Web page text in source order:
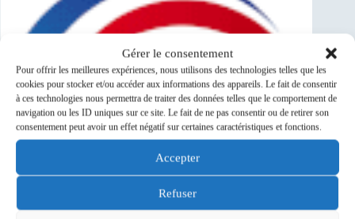
Gérer le consentement
Pour offrir les meilleures expériences, nous utilisons des technologies telles que les
cookies pour stocker et/ou accéder aux informations des appareils. Le fait de consentir
à ces technologies nous permettra de traiter des données telles que le comportement de
navigation ou les ID uniques sur ce site. Le fait de ne pas consentir ou de retirer son
consentement peut avoir un effet négatif sur certaines caractéristiques et fonctions.
Accepter
Refuser